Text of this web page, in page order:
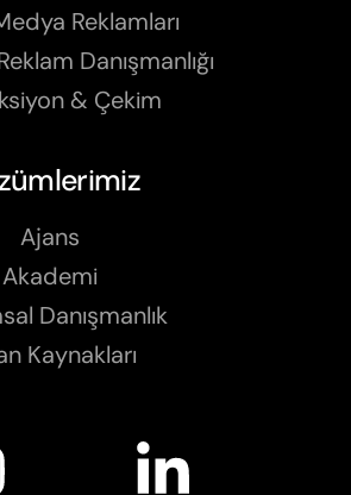
Reklamları
Danışmanlığı
& Çekim
Ajans
Akademi
Danışmanlık
Kaynakları